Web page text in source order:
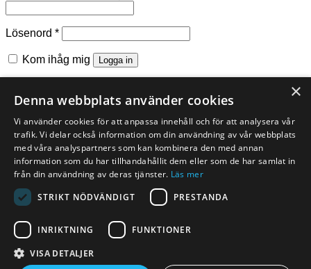
Lösenord *Obligatoriskt
Kom ihåg mig Logga in
Registrera
E-postadress* Obligatoriskt
En länk för att ställa in ett nytt lösenord kommer att skickas till
din e-postadress.
Dina personuppgifter kommer användas för att förbättra din
upplevelse på webbplatsen, hantera åtkomst till ditt konto
och för andra ändamål som beskrivs i vår
Registrera
×
Denna webbplats använder cookies
Vi använder cookies för att anpassa innehåll och för att analysera vår
trafik. Vi delar också information om din användning av vår webbplats
med våra analyspartners som kan kombinera den med annan
information som du har tillhandahållit dem eller som de har samlat in
från din användning av deras tjänster. Läs mer
STRIKT NÖDVÄNDIGT
PRESTANDA
INRIKTNING FUNKTIONER
VISA DETALJER